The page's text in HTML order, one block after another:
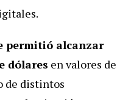
permitió alcanzar
dólares en valores de
de distintos